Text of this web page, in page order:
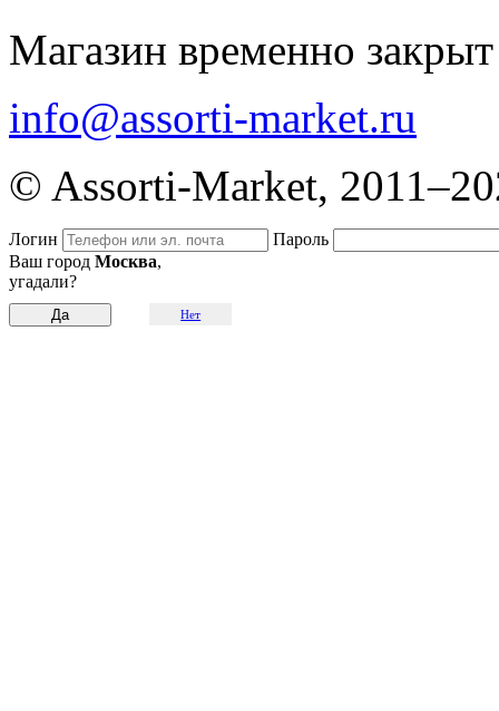
Магазин временно закрыт
info@assorti-market.ru
© Assorti-Market,
Логин
Пароль
Ваш город Москва,
угадали?
Нет